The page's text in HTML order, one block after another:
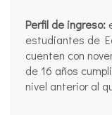
Perfil de ingreso:
estudiantes de
cuenten con
de 16 años
nivel anterior al